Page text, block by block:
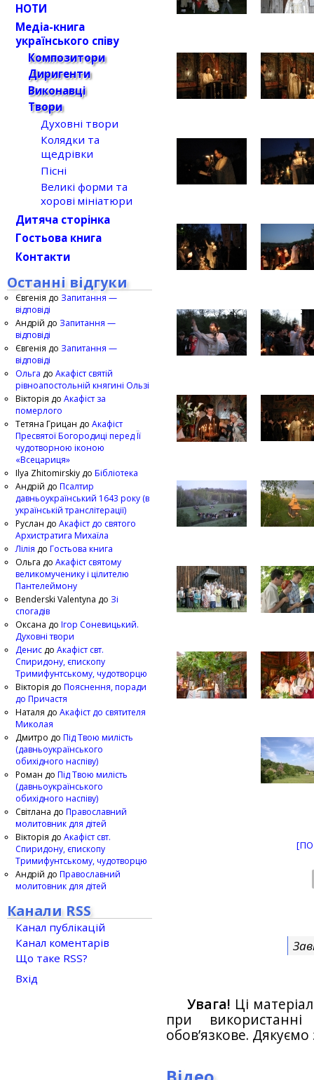
Увага! Ці
при
обов’язкове.
НОТИ
Медіа-книга
українського співу
Композитори
Диригенти
Виконавці
Твори
Духовні твори
Колядки та
щедрівки
Пісні
Великі форми та
хорові мініатюри
Дитяча сторінка
Гостьова книга
Контакти
Останні відгуки
Євгенія до Запитання —
відповіді
Андрій до Запитання —
відповіді
Євгенія до Запитання —
відповіді
Ольга до Акафіст святій
рівноапостольній княгині Ользі
Вікторія до Акафіст за
померлого
Тетяна Грицан до Акафіст
Пресвятої Богородиці перед Її
чудотворною іконою
«Всецариця»
Ilya Zhitomirskiy до Бібліотека
Андрій до Псалтир
давньоукраїнський 1643 року (в
українській транслітерації)
Руслан до Акафіст до святого
Архистратига Михаїла
Лілія до Гостьова книга
Ольга до Акафіст святому
великомученику і цілителю
Пантелеймону
Benderski Valentyna до Зі
спогадів
Оксана до Ігор Соневицький.
Духовні твори
Денис до Акафіст свт.
Спиридону, єпископу
Тримифунтському, чудотворцю
Вікторія до Пояснення, поради
до Причастя
Наталя до Акафіст до святителя
Миколая
Дмитро до Під Твою милість
(давньоукраїнського
обихідного наспіву)
Роман до Під Твою милість
(давньоукраїнського
обихідного наспіву)
Світлана до Православний
молитовник для дітей
Вікторія до Акафіст свт.
Спиридону, єпископу
Тримифунтському, чудотворцю
Андрій до Православний
молитовник для дітей
Канали RSS
Канал публікацій
Канал коментарів
Що таке RSS?
Вхід